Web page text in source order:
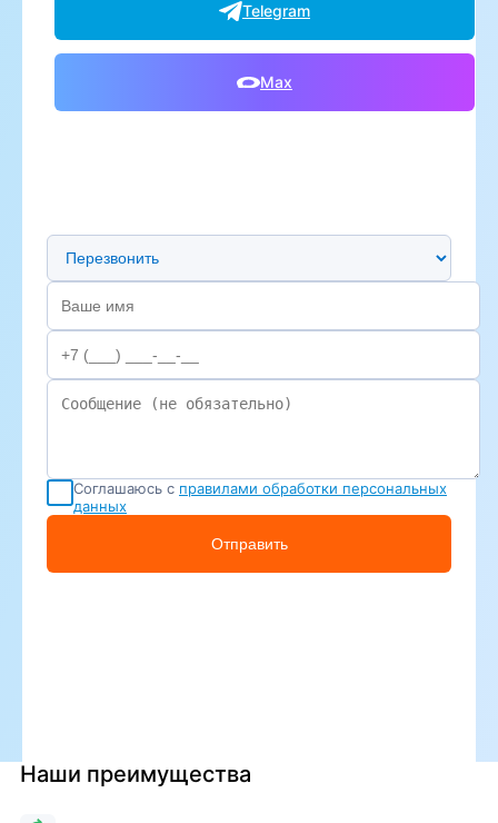
Telegram
Max
Предпочтительный способ связи
Соглашаюсь с правилами обработки персональных
данных
Отправить
Наши преимущества